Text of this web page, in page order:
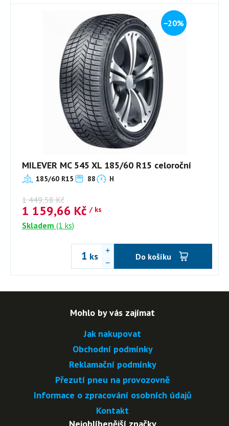
−20%
MILEVER MC 545 XL 185/60 R15 celoroční
185/60 R15 88 H
1 449,58 Kč
1 159,66 Kč / ks
Skladem (1 ks)
ks Do košíku
Mohlo by vás zajímat
Jak nakupovat
Obchodní podmínky
Reklamační podmínky
Přezutí pneu na provozovně
Informace o zpracování osobních údajů
Kontakt